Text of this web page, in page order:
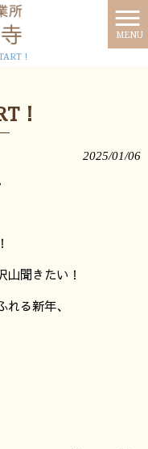
MENU
！
！
2025/01/06
山聞きたい！
る新年、